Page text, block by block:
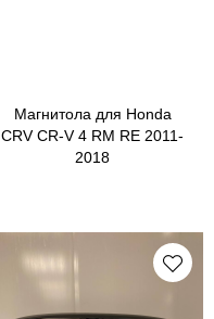
Магнитола для Honda
CRV CR-V 4 RM RE 2011-
2018